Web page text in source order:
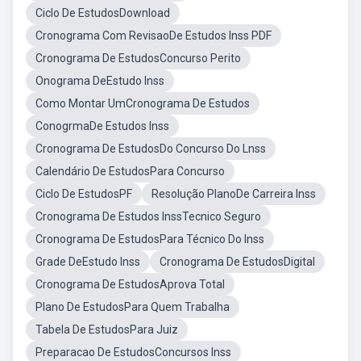
Ciclo De EstudosDownload
Cronograma Com RevisaoDe Estudos Inss PDF
Cronograma De EstudosConcurso Perito
Onograma DeEstudo Inss
Como Montar UmCronograma De Estudos
ConogrmaDe Estudos Inss
Cronograma De EstudosDo Concurso Do Lnss
Calendário De EstudosPara Concurso
Ciclo De EstudosPF
Resolução PlanoDe Carreira Inss
Cronograma De Estudos InssTecnico Seguro
Cronograma De EstudosPara Técnico Do Inss
Grade DeEstudo Inss
Cronograma De EstudosDigital
Cronograma De EstudosAprova Total
Plano De EstudosPara Quem Trabalha
Tabela De EstudosPara Juiz
Preparacao De EstudosConcursos Inss